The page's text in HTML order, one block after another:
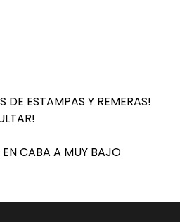
DE ESTAMPAS Y REMERAS!
EN CABA A MUY BAJO